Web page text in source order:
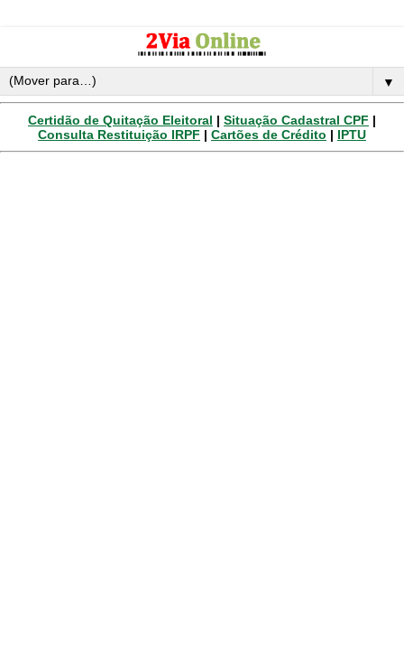
▼
Certidão de Quitação Eleitoral | Situação Cadastral CPF |
Consulta Restituição IRPF | Cartões de Crédito | IPTU